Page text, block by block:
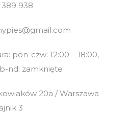
938
pon-czw: 12:00 – 18:00,
nd: zamknięte
20a / Warszawa
3